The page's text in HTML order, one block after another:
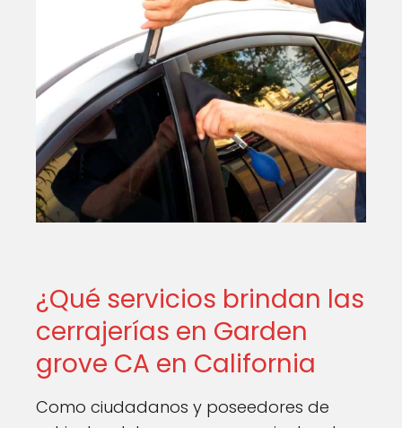
¿Qué servicios brindan las
cerrajerías en Garden
grove CA en California
Como ciudadanos y poseedores de